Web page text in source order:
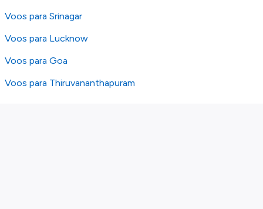
Voos para Srinagar
Voos para Lucknow
Voos para Goa
Voos para Thiruvananthapuram